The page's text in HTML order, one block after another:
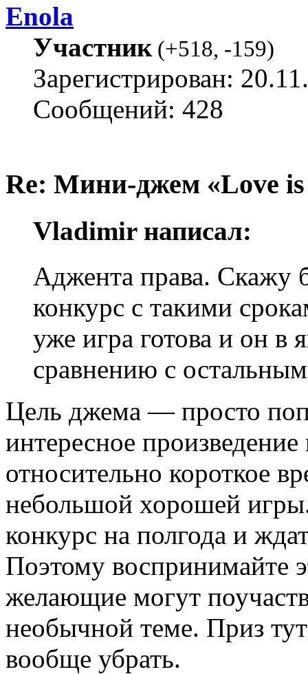
Enola
Участник(+518, -159)
Зарегистрирован:
Сообщений: 428
Re: Мини-джем «Love is
Vladimir написал:
Аджента права. Скажу
конкурс с такими
уже игра готова и он
сравнению с
Цель джема — просто
интересное
относительно короткое
небольшой хорошей
конкурс на полгода и
Поэтому воспринимайте
желающие могут
необычной теме. Приз
вообще убрать.